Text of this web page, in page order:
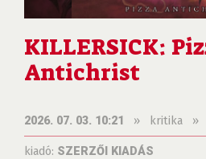
KILLERSICK:
Antichrist
2026. 07. 03. 10:21 » kritika »
kiadó: SZERZŐI KIADÁS